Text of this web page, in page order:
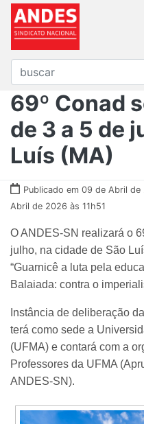
69º Conad
de 3 a 5 de
Luís (MA)
Publicado em 09 de Abril de
Abril de 2026 às 11h51
O ANDES-SN realizará o
julho, na cidade de São
“Guarnicê a luta pela
Balaiada: contra o
Instância de deliberação
terá como sede a
(UFMA) e contará com a
Professores da UFMA
ANDES-SN).